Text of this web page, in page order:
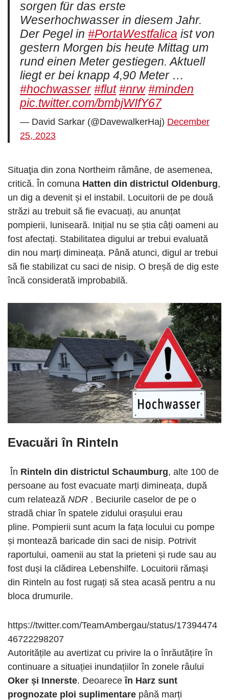
sorgen für das erste
Weserhochwasser in diesem Jahr.
Der Pegel in #PortaWestfalica ist von
gestern Morgen bis heute Mittag um
rund einen Meter gestiegen. Aktuell
liegt er bei knapp 4,90 Meter …
#hochwasser #flut #nrw #minden
pic.twitter.com/bmbjWIfY67
— David Sarkar (@DavewalkerHaj) December
25, 2023
Situaţia din zona Northeim rămâne, de asemenea,
critică. În comuna Hatten din districtul Oldenburg,
un dig a devenit și el instabil. Locuitorii de pe două
străzi au trebuit să fie evacuați, au anunțat
pompierii, luniseară. Inițial nu se știa câți oameni au
fost afectați. Stabilitatea digului ar trebui evaluată
din nou marți dimineața. Până atunci, digul ar trebui
să fie stabilizat cu saci de nisip. O breșă de dig este
încă considerată improbabilă.
Evacuări în Rinteln
În Rinteln din districtul Schaumburg, alte 100 de
persoane au fost evacuate marți dimineața, după
cum relatează NDR . Beciurile caselor de pe o
stradă chiar în spatele zidului orașului erau
pline. Pompierii sunt acum la fața locului cu pompe
și montează baricade din saci de nisip. Potrivit
raportului, oamenii au stat la prieteni și rude sau au
fost duși la clădirea Lebenshilfe. Locuitorii rămași
din Rinteln au fost rugați să stea acasă pentru a nu
bloca drumurile.
https://twitter.com/TeamAmbergau/status/17394474
46722298207
Autoritățile au avertizat cu privire la o înrăutățire în
continuare a situației inundațiilor în zonele râului
Oker și Innerste. Deoareceîn Harz sunt
prognozate ploi suplimentare până marți